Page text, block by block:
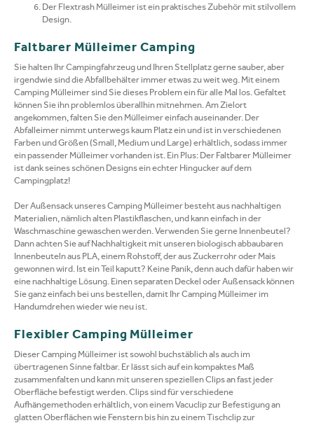
Der Flextrash Mülleimer ist ein praktisches Zubehör mit stilvollem
Design.
Faltbarer Mülleimer Camping
Sie halten Ihr Campingfahrzeug und Ihren Stellplatz gerne sauber, aber
irgendwie sind die Abfallbehälter immer etwas zu weit weg. Mit einem
Camping Mülleimer sind Sie dieses Problem ein für alle Mal los. Gefaltet
können Sie ihn problemlos überallhin mitnehmen. Am Zielort
angekommen, falten Sie den Mülleimer einfach auseinander. Der
Abfalleimer nimmt unterwegs kaum Platz ein und ist in verschiedenen
Farben und Größen (Small, Medium und Large) erhältlich, sodass immer
ein passender Mülleimer vorhanden ist. Ein Plus: Der Faltbarer Mülleimer
ist dank seines schönen Designs ein echter Hingucker auf dem
Campingplatz!
Der Außensack unseres Camping Mülleimer besteht aus nachhaltigen
Materialien, nämlich alten Plastikflaschen, und kann einfach in der
Waschmaschine gewaschen werden. Verwenden Sie gerne Innenbeutel?
Dann achten Sie auf Nachhaltigkeit mit unseren biologisch abbaubaren
Innenbeuteln aus PLA, einem Rohstoff, der aus Zuckerrohr oder Mais
gewonnen wird. Ist ein Teil kaputt? Keine Panik, denn auch dafür haben wir
eine nachhaltige Lösung. Einen separaten Deckel oder Außensack können
Sie ganz einfach bei uns bestellen, damit Ihr Camping Mülleimer im
Handumdrehen wieder wie neu ist.
Flexibler Camping Mülleimer
Dieser Camping Mülleimer ist sowohl buchstäblich als auch im
übertragenen Sinne faltbar. Er lässt sich auf ein kompaktes Maß
zusammenfalten und kann mit unseren speziellen Clips an fast jeder
Oberfläche befestigt werden. Clips sind für verschiedene
Aufhängemethoden erhältlich, von einem Vacuclip zur Befestigung an
glatten Oberflächen wie Fenstern bis hin zu einem Tischclip zur